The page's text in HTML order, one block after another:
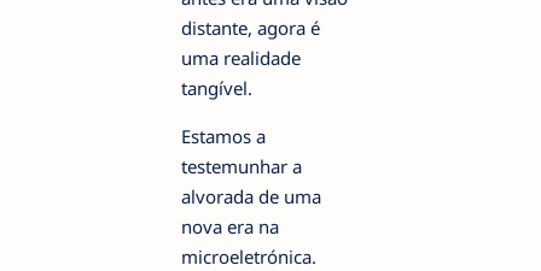
distante, agora é
uma realidade
tangível.
Estamos a
testemunhar a
alvorada de uma
nova era na
microeletrónica.